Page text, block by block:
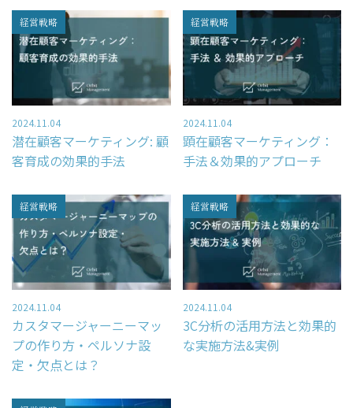
採用情報
お問い合わせ
資料請求申し込み
スポット診断お申込み
レポーティングサービスお申込み
Column
コラムトップ
– SEO対策
– WEBマーケティング
– レポート作成
– WEBデータ分析
– WEB広告
経営戦略
2024.11.04
潜在顧客マーケティング: 顧
客育成の効果的手法
経営戦略
2024.11.04
顕在顧客マーケティング：
手法＆効果的アプローチ
経営戦略
2024.11.04
カスタマージャーニーマッ
プの作り方・ペルソナ設
定・欠点とは？
経営戦略
2024.11.04
3C分析の活用方法と効果的
な実施方法&実例